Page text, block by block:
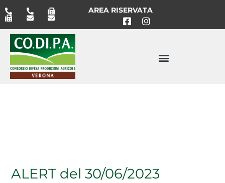
Vai
al
contenuto
AREA RISERVATA
ALERT del 30/06/2023